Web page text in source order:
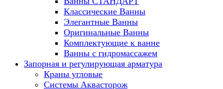
Классические Ванны
Элегантные Ванны
Оригинальные Ванны
Комплектующие к ванне
Ванны с гидромассажем
Запорная и регулирующая арматура
Краны угловые
Системы Аквасторож